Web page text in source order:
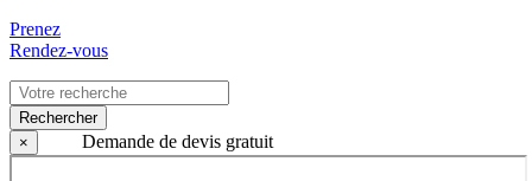
Prenez
Rendez-vous
Rechercher
×
Demande de devis gratuit